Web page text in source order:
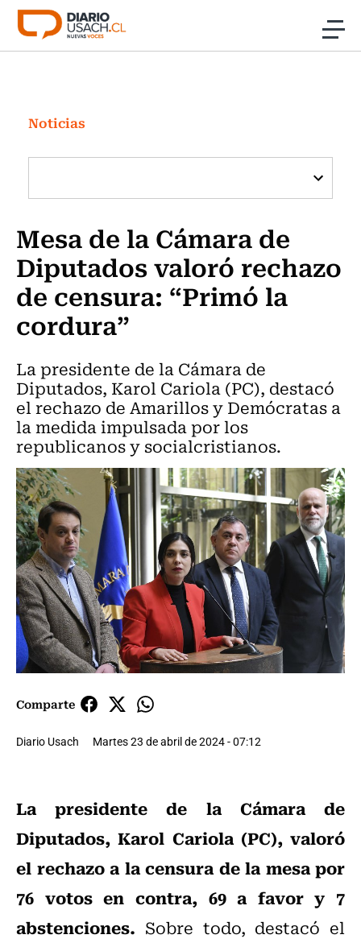
Click acá para ir directamente al contenido
Investigación
Cultura
Programas Radio y TV Usach
Noticias
Mesa de la Cámara de
Diputados valoró rechazo
de censura: “Primó la
cordura”
La presidente de la Cámara de
Diputados, Karol Cariola (PC), destacó
el rechazo de Amarillos y Demócratas a
la medida impulsada por los
republicanos y socialcristianos.
Comparte
Diario Usach Martes 23 de abril de 2024 - 07:12
La presidente de la Cámara de
Diputados, Karol Cariola (PC), valoró
el rechazo a la censura de la mesa por
76 votos en contra, 69 a favor y 7
abstenciones. Sobre todo, destacó el